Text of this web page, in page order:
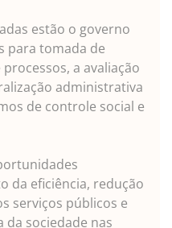
estão o governo
para tomada de
a avaliação
administrativa
de controle social e
da eficiência, redução
serviços públicos e
sociedade nas